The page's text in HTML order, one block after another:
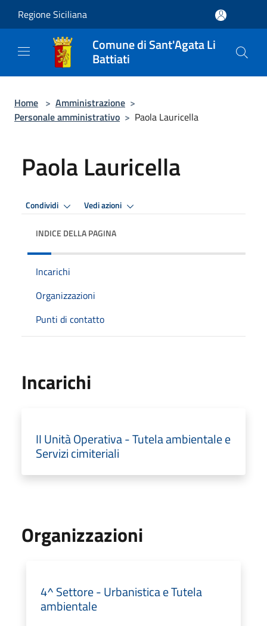
Regione Siciliana
Comune di Sant'Agata Li
Battiati
Home > Amministrazione >
Personale amministrativo > Paola Lauricella
Paola Lauricella
Condividi Vedi azioni
INDICE DELLA PAGINA
Incarichi
Organizzazioni
Punti di contatto
Incarichi
II Unità Operativa - Tutela ambientale e
Servizi cimiteriali
Organizzazioni
4^ Settore - Urbanistica e Tutela
ambientale